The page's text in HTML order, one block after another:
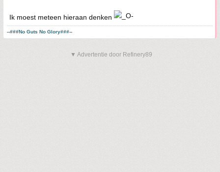
Ik moest meteen hieraan denken
--###No Guts No Glory###--
▼ Advertentie door Refinery89